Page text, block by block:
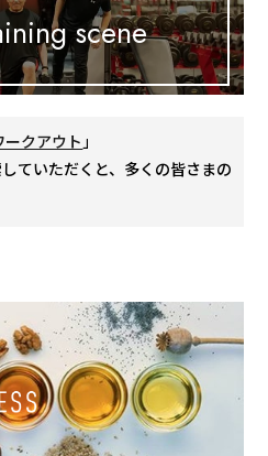
scene
クアウト」
ていただくと、多くの皆さまの